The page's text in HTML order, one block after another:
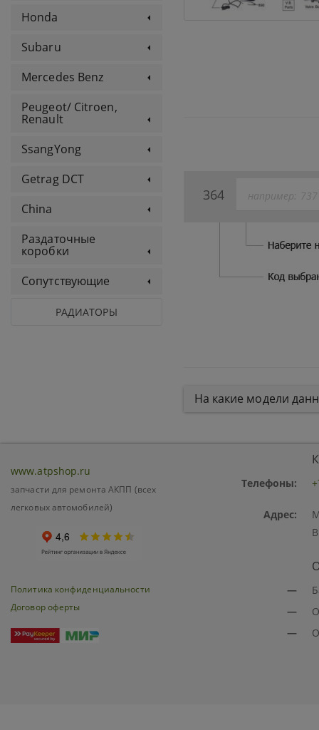
Honda
Subaru
Mercedes Benz
Peugeot/ Citroen,
Renault
SsangYong
Getrag DCT
China
Раздаточные
коробки
Сопутствующие
РАДИАТОРЫ
364
На какие модели
www.atpshop.ru
запчасти для ремонта АКПП (всех
легковых автомобилей)
Политика конфиденциальности
Договор оферты
Телефоны:
Адрес:
—
—
—